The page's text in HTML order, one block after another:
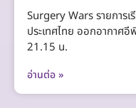
Surgery Wars รายการ
ประเทศไทย ออกอากาศ
21.15 น.
อ่านต่อ »